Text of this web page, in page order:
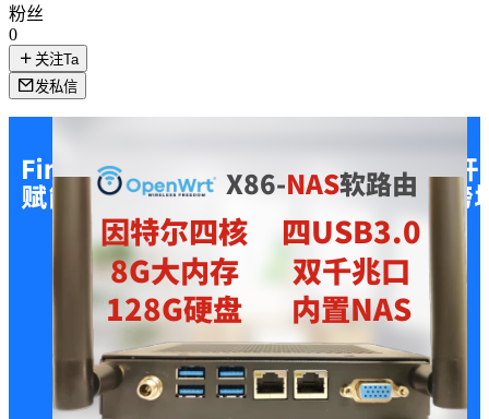
粉丝
0
关注Ta
发私信